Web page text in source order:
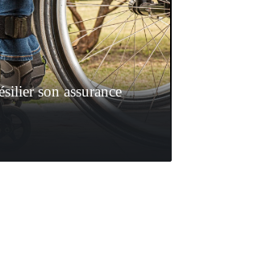
son assurance